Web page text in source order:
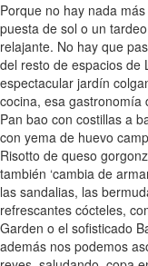
Porque no hay nada
puesta de sol o un
relajante. No hay que
del resto de espacios de
espectacular jardín
cocina, esa gastronomía
Pan bao con costillas a
con yema de huevo
Risotto de queso
también ‘cambia de
las sandalias, las
refrescantes cócteles,
Garden o el sofisticado
además nos podemos